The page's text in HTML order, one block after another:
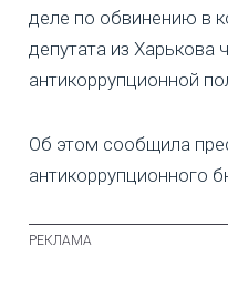
деле по обвинению в
депутата из Харькова
антикоррупционной
Об этом сообщила
антикоррупционного